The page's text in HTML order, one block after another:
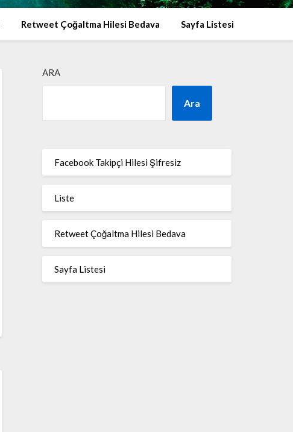
Retweet Çoğaltma Hilesi Bedava Sayfa Listesi
ARA
Ara
Facebook Takipçi Hilesi Şifresiz
Liste
Retweet Çoğaltma Hilesi Bedava
Sayfa Listesi